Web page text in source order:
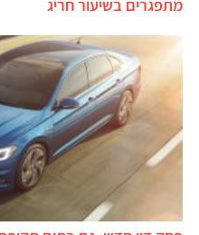
מתפגרים בשיעור חריג